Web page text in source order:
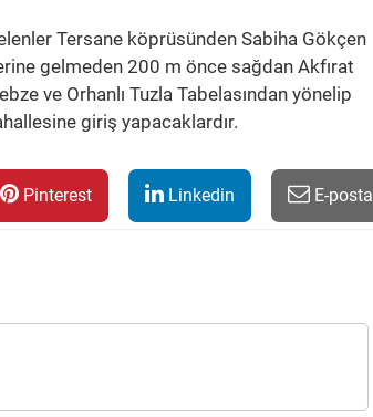
Tersane köprüsünden Sabiha Gökçen
gelmeden 200 m önce sağdan Akfırat
ve Orhanlı Tuzla Tabelasından yönelip
giriş yapacaklardır.
Pinterest Linkedin E-posta